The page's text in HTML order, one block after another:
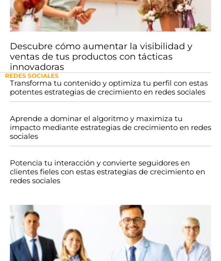
Descubre cómo aumentar la visibilidad y
ventas de tus productos con tácticas
innovadoras
REDES SOCIALES
Transforma tu contenido y optimiza tu perfil con estas
potentes estrategias de crecimiento en redes sociales
Aprende a dominar el algoritmo y maximiza tu
impacto mediante estrategias de crecimiento en redes
sociales
Potencia tu interacción y convierte seguidores en
clientes fieles con estas estrategias de crecimiento en
redes sociales